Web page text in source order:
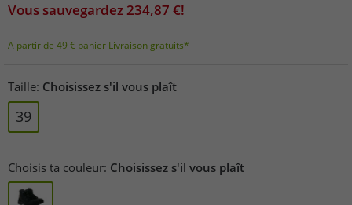
Vous sauvegardez234,87 €!
A partir de 49 € panier Livraison gratuits*
Taille: Choisissez s'il vous plaît
39
Choisis ta couleur: Choisissez s'il vous plaît